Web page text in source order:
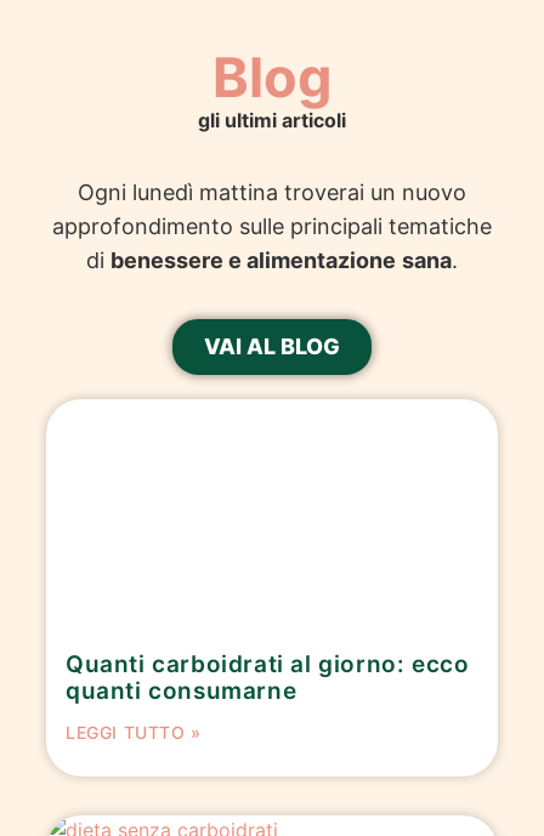
Blog
gli ultimi articoli
Ogni lunedì mattina troverai un nuovo
approfondimento sulle principali tematiche
di benessere e alimentazione sana.
VAI AL BLOG
Quanti carboidrati al giorno: ecco
quanti consumarne
LEGGI TUTTO »